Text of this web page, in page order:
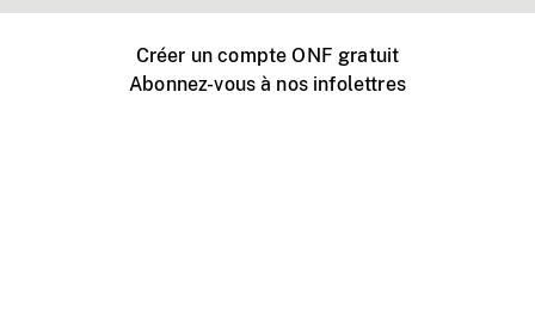
Créer un compte ONF gratuit
Abonnez-vous à nos infolettres